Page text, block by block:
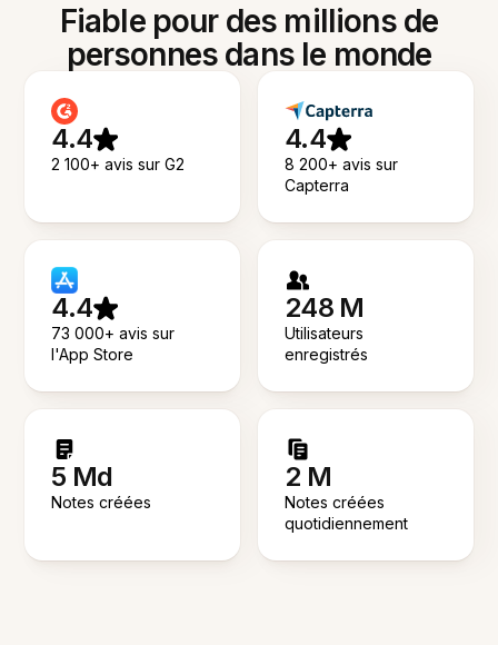
Fiable pour des millions de
personnes dans le monde
4.4
2 100+ avis sur G2
4.4
8 200+ avis sur
Capterra
4.4
73 000+ avis sur
l'App Store
248 M
Utilisateurs
enregistrés
5 Md
Notes créées
2 M
Notes créées
quotidiennement